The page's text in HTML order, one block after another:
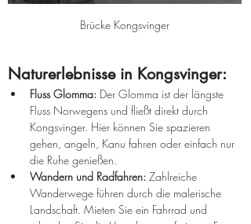
Brücke Kongsvinger
Naturerlebnisse in Kongsvinger:
Fluss Glomma: Der Glomma ist der längste
Fluss Norwegens und fließt direkt durch
Kongsvinger. Hier können Sie spazieren
gehen, angeln, Kanu fahren oder einfach nur
die Ruhe genießen.
Wandern und Radfahren: Zahlreiche
Wanderwege führen durch die malerische
Landschaft. Mieten Sie ein Fahrrad und